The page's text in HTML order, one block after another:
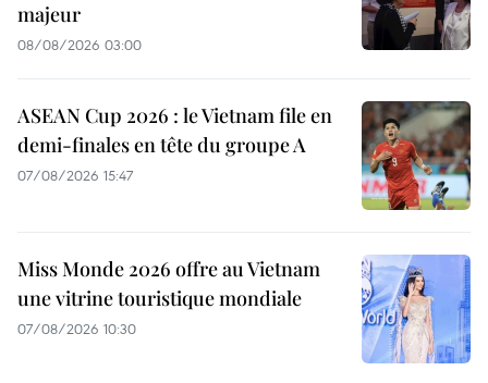
majeur
08/08/2026 03:00
ASEAN Cup 2026 : le Vietnam file en
demi-finales en tête du groupe A
07/08/2026 15:47
Miss Monde 2026 offre au Vietnam
une vitrine touristique mondiale
07/08/2026 10:30